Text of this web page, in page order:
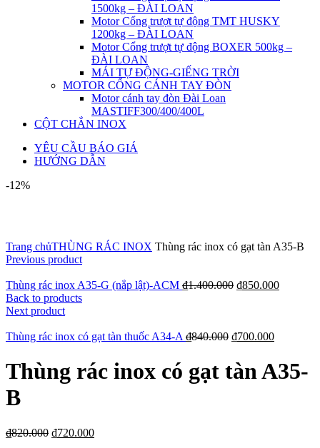
1500kg – ĐÀI LOAN
Motor Cổng trượt tự động TMT HUSKY
1200kg – ĐÀI LOAN
Motor Cổng trượt tự động BOXER 500kg –
ĐÀI LOAN
MÁI TỰ ĐỘNG-GIẾNG TRỜI
MOTOR CỔNG CÁNH TAY ĐÒN
Motor cánh tay đòn Đài Loan
MASTIFF300/400/400L
CỘT CHẮN INOX
YÊU CẦU BÁO GIÁ
HƯỚNG DẪN
-12%
Trang chủTHÙNG RÁC INOX Thùng rác inox có gạt tàn A35-B
Previous product
Thùng rác inox A35-G (nắp lật)-ACM ₫1.400.000 ₫850.000
Back to products
Next product
Thùng rác inox có gạt tàn thuốc A34-A ₫840.000 ₫700.000
Thùng rác inox có gạt tàn A35-
B
₫820.000 ₫720.000